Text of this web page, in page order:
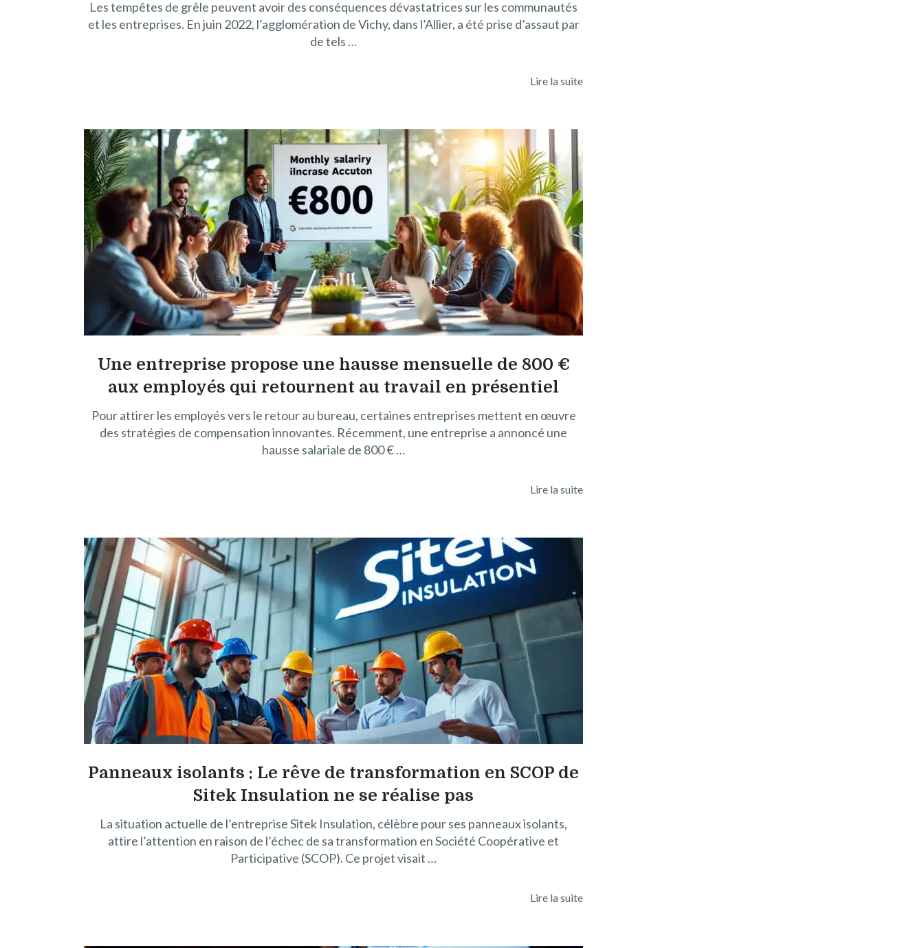
Les tempêtes de grêle peuvent avoir des conséquences dévastatrices sur les communautés
et les entreprises. En juin 2022, l’agglomération de Vichy, dans l’Allier, a été prise d’assaut par
de tels …
Lire la suite
Une entreprise propose une hausse mensuelle de 800 €
aux employés qui retournent au travail en présentiel
Pour attirer les employés vers le retour au bureau, certaines entreprises mettent en œuvre
des stratégies de compensation innovantes. Récemment, une entreprise a annoncé une
hausse salariale de 800 € …
Lire la suite
Panneaux isolants : Le rêve de transformation en SCOP de
Sitek Insulation ne se réalise pas
La situation actuelle de l’entreprise Sitek Insulation, célèbre pour ses panneaux isolants,
attire l’attention en raison de l’échec de sa transformation en Société Coopérative et
Participative (SCOP). Ce projet visait …
Lire la suite